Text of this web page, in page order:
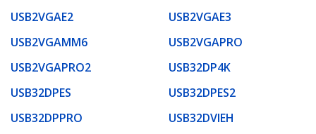
USB2VGAE2
USB2VGAE3
USB2VGAMM6
USB2VGAPRO
USB2VGAPRO2
USB32DP4K
USB32DPES
USB32DPES2
USB32DPPRO
USB32DVIEH